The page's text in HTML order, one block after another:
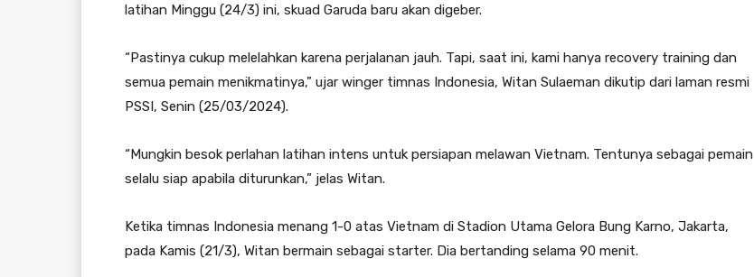
latihan Minggu (24/3) ini, skuad Garuda baru akan digeber.
“Pastinya cukup melelahkan karena perjalanan jauh. Tapi, saat ini, kami hanya recovery training dan
semua pemain menikmatinya,” ujar winger timnas Indonesia, Witan Sulaeman dikutip dari laman resmi
PSSI, Senin (25/03/2024).
“Mungkin besok perlahan latihan intens untuk persiapan melawan Vietnam. Tentunya sebagai pemain
selalu siap apabila diturunkan,” jelas Witan.
Ketika timnas Indonesia menang 1-0 atas Vietnam di Stadion Utama Gelora Bung Karno, Jakarta,
pada Kamis (21/3), Witan bermain sebagai starter. Dia bertanding selama 90 menit.